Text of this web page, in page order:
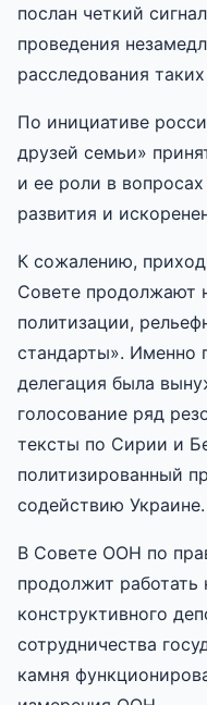
послан четкий
проведения
расследования
По инициативе
друзей семьи»
и ее роли в
развития и
К сожалению,
Совете продолжают
политизации,
стандарты». Именно
делегация была
голосование ряд
тексты по Сирии и
политизированный
содействию Украине.
В Совете ООН по
продолжит
конструктивного
сотрудничества
камня